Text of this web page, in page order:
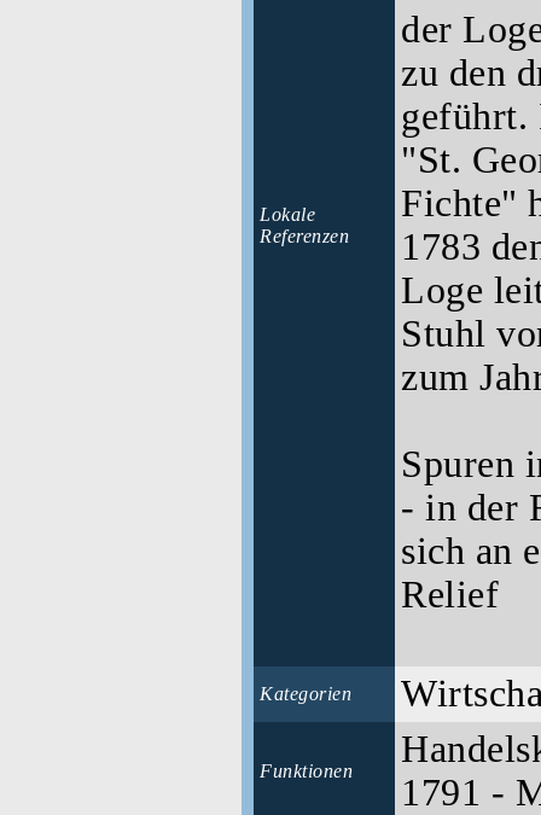
Lokale
Referenzen
der
zu den
geführt.
"St.
Fichte"
1783
Loge
Stuhl
zum
Spuren
- in der
sich an
Relief
Kategorien
Funktionen
1791 -